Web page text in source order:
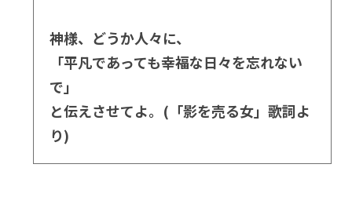
神様、どうか人々に、
「平凡であっても幸福な日々を忘れない
で」
と伝えさせてよ。(「影を売る女」歌詞よ
り)